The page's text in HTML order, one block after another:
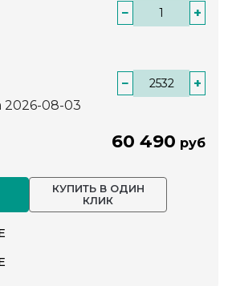
− +
−
+
2026-08-03
60 490 руб
КУПИТЬ В ОДИН
КЛИК